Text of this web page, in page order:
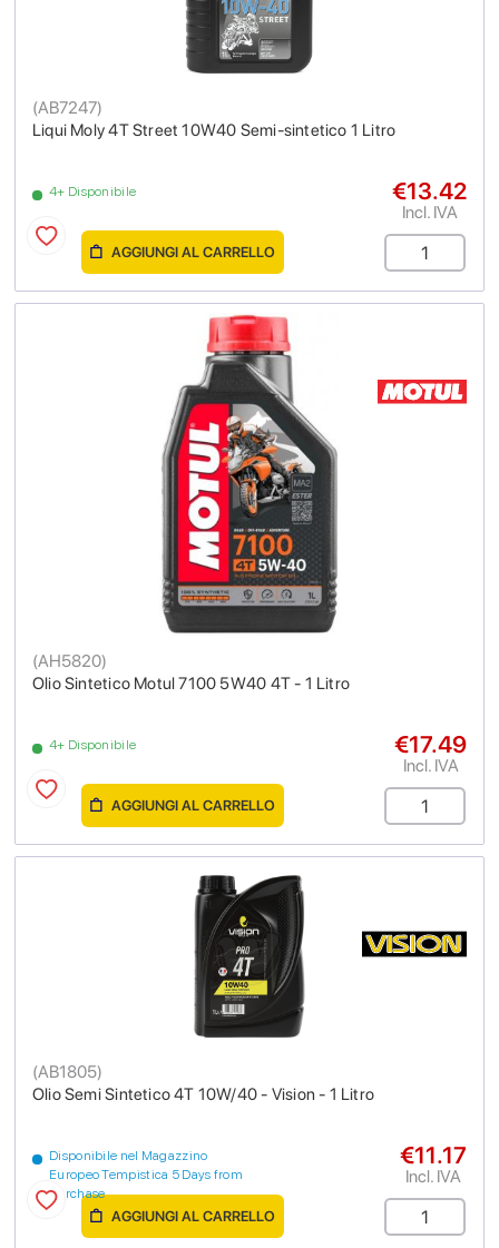
Liqui Moly 4T Street 10W40 Semi-sintetico 1 Litro
(AB7247)
4+ Disponibile €13.42
Incl. IVA
AGGIUNGI AL CARRELLO
Olio Sintetico Motul 7100 5W40 4T - 1 Litro
(AH5820)
4+ Disponibile €17.49
Incl. IVA
AGGIUNGI AL CARRELLO
Olio Semi Sintetico 4T 10W/40 - Vision - 1 Litro
(AB1805)
Disponibile nel Magazzino
Europeo Tempistica 5 Days from
purchase
€11.17
Incl. IVA
AGGIUNGI AL CARRELLO